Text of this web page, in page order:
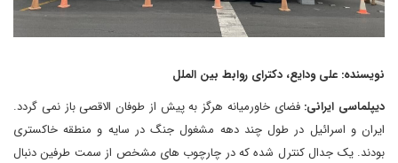
نویسنده: علی ودایع، دکترای روابط بین الملل
دیپلماسی ایرانی: فضای خاورمیانه هرگز به پیش از طوفان الاقصی باز نمی گردد.
ایران و اسرائیل در طول چند دهه مشغول جنگ در سایه و منطقه خاکستری
بودند. یک جدال کنترل شده که در چارچوب های مشخص از سمت طرفین دنبال